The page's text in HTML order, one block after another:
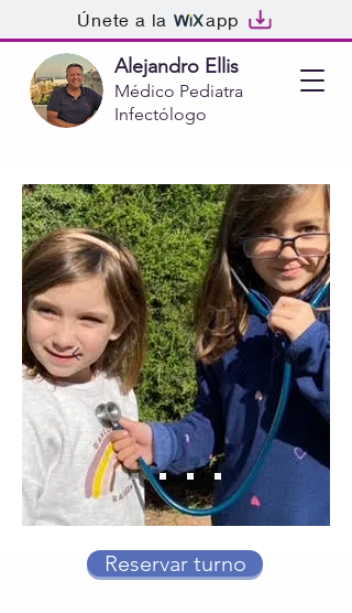
Únete a la app
Alejandro Ellis
Médico Pediatra
Infectólogo
Reservar turno